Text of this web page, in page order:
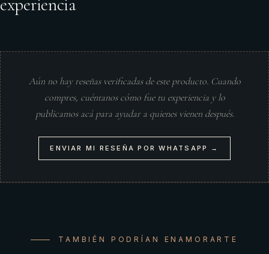
experiencia
Aún no hay reseñas verificadas de este producto. Cuando
compres, cuéntanos cómo fue tu experiencia y lo
publicamos acá para ayudar a quienes vienen después.
ENVIAR MI RESEÑA POR WHATSAPP →
TAMBIÉN PODRÍAN ENAMORARTE